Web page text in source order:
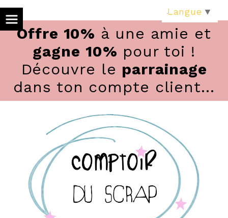
Offre 10% à une amie et
gagne 10% pour toi !
Découvre le parrainage
dans ton compte client...
Langue ▼